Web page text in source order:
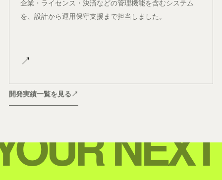
企業・ライセンス・決済などの管理機能を含むシステム
を、設計から運用保守支援まで担当しました。
↗
開発実績一覧を見る↗